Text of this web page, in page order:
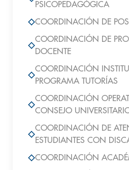
PSICOPEDAGÓGICA
COORDINACIÓN DE
COORDINACIÓN DE
DOCENTE
COORDINACIÓN
PROGRAMA TUTORÍAS
COORDINACIÓN
CONSEJO
COORDINACIÓN DE
ESTUDIANTES CON
COORDINACIÓN